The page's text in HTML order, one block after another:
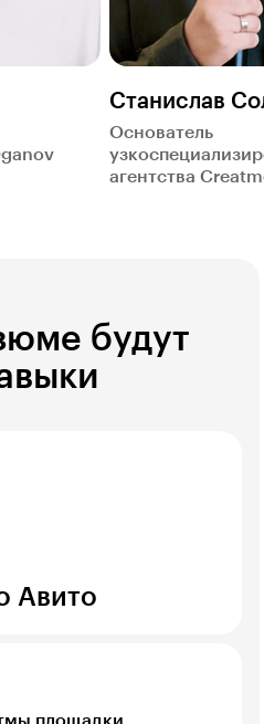
Станислав
Основатель
агентства
будут
Авито